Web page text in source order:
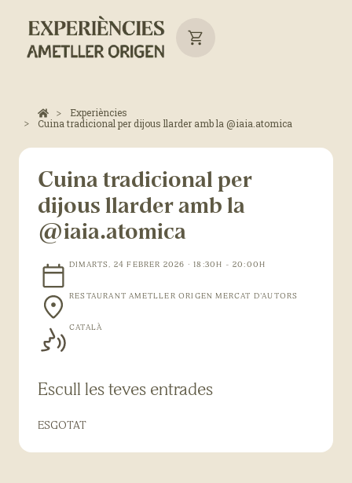
Experiències
Cuina tradicional per dijous llarder amb la @iaia.atomica
Cuina tradicional per
dijous llarder amb la
@iaia.atomica
DIMARTS, 24 FEBRER 2026 · 18:30H - 20:00H
RESTAURANT AMETLLER ORIGEN MERCAT D'AUTORS
CATALÀ
Escull les teves entrades
ESGOTAT